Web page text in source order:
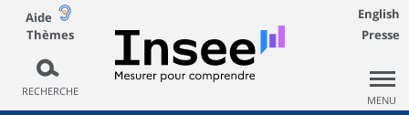
Aide
Thèmes
RECHERCHE
English
Presse
MENU